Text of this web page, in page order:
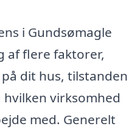
i Gundsømagle
af flere faktorer,
dit hus, tilstanden
virksomhed
med. Generelt